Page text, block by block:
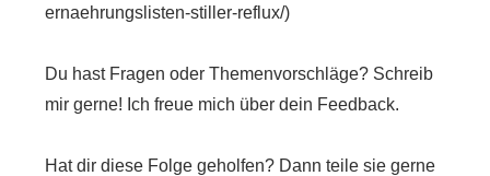
ernaehrungslisten-stiller-reflux/)
Du hast Fragen oder Themenvorschläge? Schreib
mir gerne! Ich freue mich über dein Feedback.
Hat dir diese Folge geholfen? Dann teile sie gerne